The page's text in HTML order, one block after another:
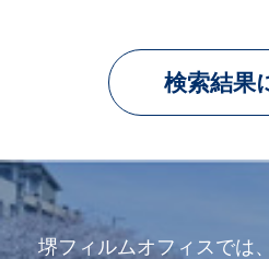
検索結果
堺フィルムオフィスでは